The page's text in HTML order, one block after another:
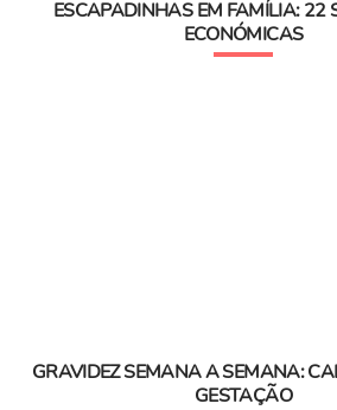
ESCAPADINHAS EM FAMÍLIA: 22
ECONÓMICAS
GRAVIDEZ SEMANA A SEMANA:
GESTAÇÃO